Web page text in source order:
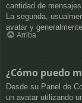
cantidad de
La segunda,
avatar y
Arriba
¿Cómo puedo
Desde su Panel de
un avatar utilizando